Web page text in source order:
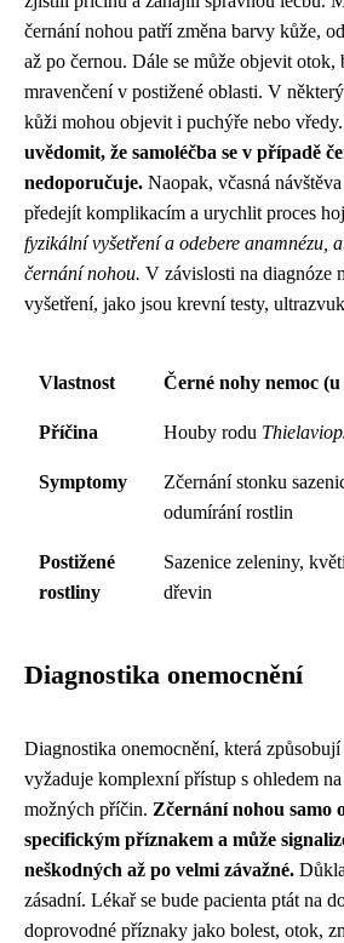
černání nohou patří změna barvy kůže,
až po černou. Dále se může objevit otok,
mravenčení v postižené oblasti. V
kůži mohou objevit i puchýře nebo vředy.
uvědomit, že samoléčba se v případě
nedoporučuje. Naopak, včasná
předejít komplikacím a urychlit proces
fyzikální vyšetření a odebere anamnézu,
černání nohou. V závislosti na diagnóze
vyšetření, jako jsou krevní testy,
Vlastnost Černé nohy nemoc
Příčina Houby rodu
Symptomy
Zčernání stonku
odumírání rostlin
Postižené
rostliny
Sazenice zeleniny,
dřevin
Diagnostika onemocnění
Diagnostika onemocnění, která
vyžaduje komplexní přístup s ohledem
možných příčin. Zčernání nohou samo
specifickým příznakem a může
neškodných až po velmi závažné.
zásadní. Lékař se bude pacienta ptát na
doprovodné příznaky jako bolest, otok,